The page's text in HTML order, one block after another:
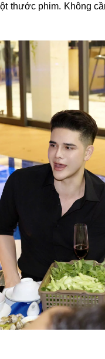
thước phim. Không